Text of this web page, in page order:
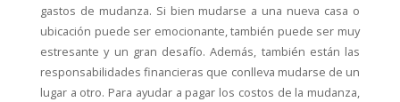
gastos de mudanza. Si bien mudarse a una nueva casa o
ubicación puede ser emocionante, también puede ser muy
estresante y un gran desafío. Además, también están las
responsabilidades financieras que conlleva mudarse de un
lugar a otro. Para ayudar a pagar los costos de la mudanza,